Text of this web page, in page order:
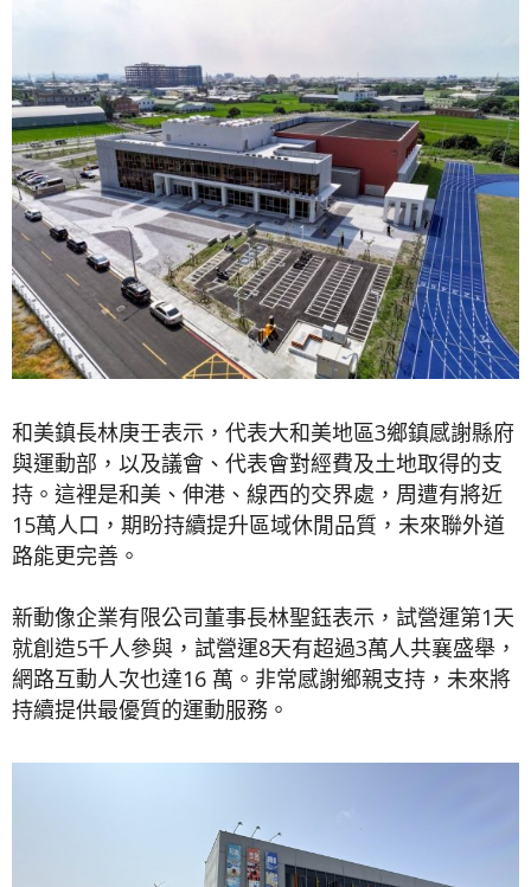
和美鎮長林庚壬表示，代表大和美地區3鄉鎮感謝縣府
與運動部，以及議會、代表會對經費及土地取得的支
持。這裡是和美、伸港、線西的交界處，周遭有將近
15萬人口，期盼持續提升區域休閒品質，未來聯外道
路能更完善。
新動像企業有限公司董事長林聖鈺表示，試營運第1天
就創造5千人參與，試營運8天有超過3萬人共襄盛舉，
網路互動人次也達16 萬。非常感謝鄉親支持，未來將
持續提供最優質的運動服務。